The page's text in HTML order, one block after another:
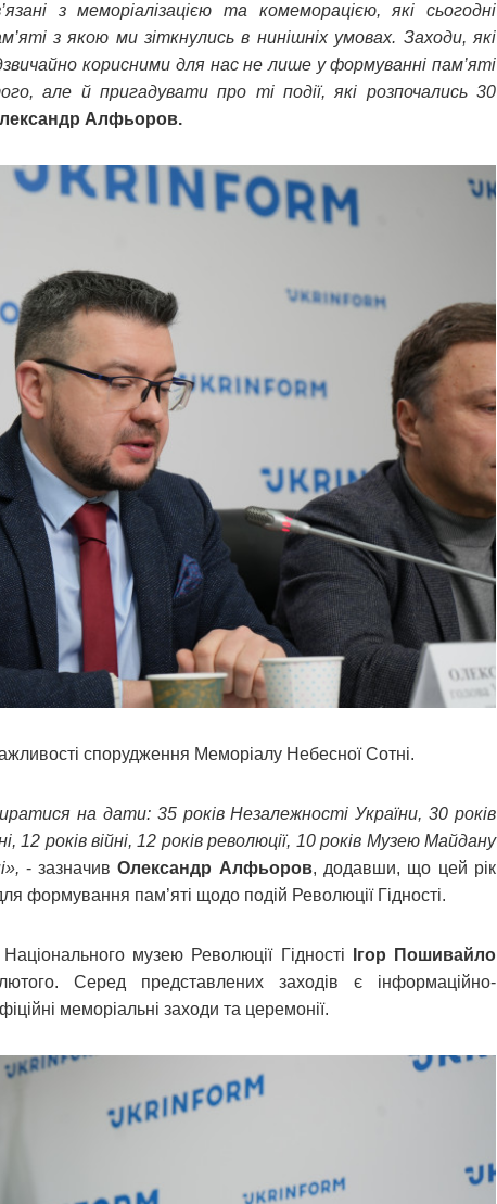
з меморіалізацією та комеморацією, які сьогодні
з якою ми зіткнулись в нинішніх умовах. Заходи, які
корисними для нас не лише у формуванні пам’яті
але й пригадувати про ті події, які розпочались 30
Алфьоров.
спорудження Меморіалу Небесної Сотні.
на дати: 35 років Незалежності України, 30 років
12 років війні, 12 років революції, 10 років Музею Майдану
- зазначивОлександр Алфьоров, додавши, що цей рік
формування пам’яті щодо подій Революції Гідності.
музею Революції Гідності
Ігор Пошивайло
Серед представлених заходів є інформаційно-
меморіальні заходи та церемонії.